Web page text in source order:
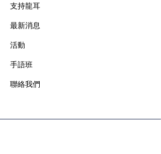
支持龍耳
最新消息
​活動
手語班
​聯絡我們